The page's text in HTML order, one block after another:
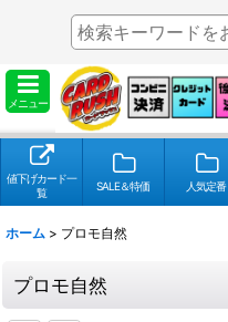
メニュー
値下げカード一
覧
SALE＆特価 人気定番
ホーム > プロモ自然
プロモ自然